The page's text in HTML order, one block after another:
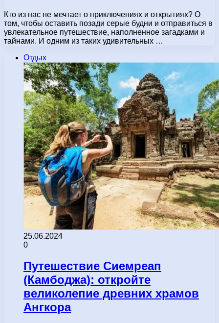
Кто из нас не мечтает о приключениях и открытиях? О
том, чтобы оставить позади серые будни и отправиться в
увлекательное путешествие, наполненное загадками и
тайнами. И одним из таких удивительных …
Отдых
25.06.2024
0
Путешествие Сиемреап
(Камбоджа): откройте
великолепие древних храмов
Ангкора